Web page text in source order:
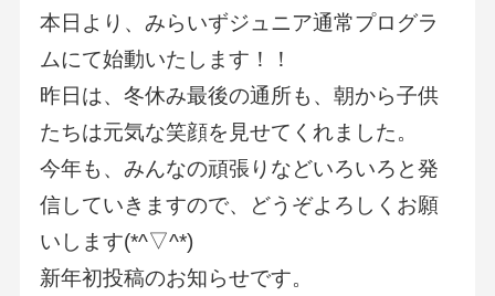
本日より、みらいずジュニア通常プログラ
ムにて始動いたします！！
昨日は、冬休み最後の通所も、朝から子供
たちは元気な笑顔を見せてくれました。
今年も、みんなの頑張りなどいろいろと発
信していきますので、どうぞよろしくお願
いします(*^▽^*)
新年初投稿のお知らせです。